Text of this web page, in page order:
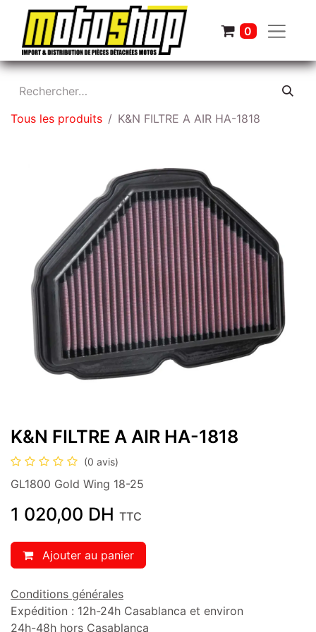
0
Tous les produits K&N FILTRE A AIR HA-1818
K&N FILTRE A AIR HA-1818
(0 avis)
GL1800 Gold Wing 18-25
1 020,00 DH TTC
Ajouter au panier
Conditions générales
Expédition : 12h-24h Casablanca et environ
24h-48h hors Casablanca